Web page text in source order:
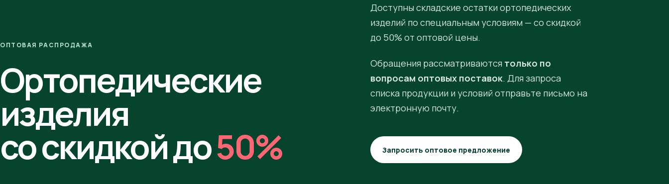
ОПТОВАЯ РАСПРОДАЖА
Ортопедические
изделия
со скидкой до50%
Доступны складские остатки ортопедических
изделий по специальным условиям — со скидкой
до 50% от оптовой цены.
Обращения рассматриваются только по
вопросам оптовых поставок. Для запроса
списка продукции и условий отправьте письмо на
электронную почту.
Запросить оптовое предложение